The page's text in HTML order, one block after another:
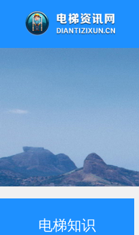
电梯知识